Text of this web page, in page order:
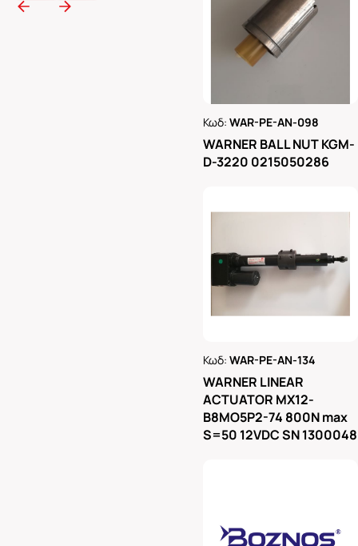
Κωδ:WAR-PE-AN-098
WARNER BALL NUT KGM-
D-3220 0215050286
Κωδ:WAR-PE-AN-134
WARNER LINEAR
ACTUATOR MX12-
B8MO5P2-74 800N max
S=50 12VDC SN 1300048